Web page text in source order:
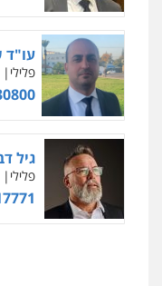
עו"ד
פלילי
גיל
פלילי